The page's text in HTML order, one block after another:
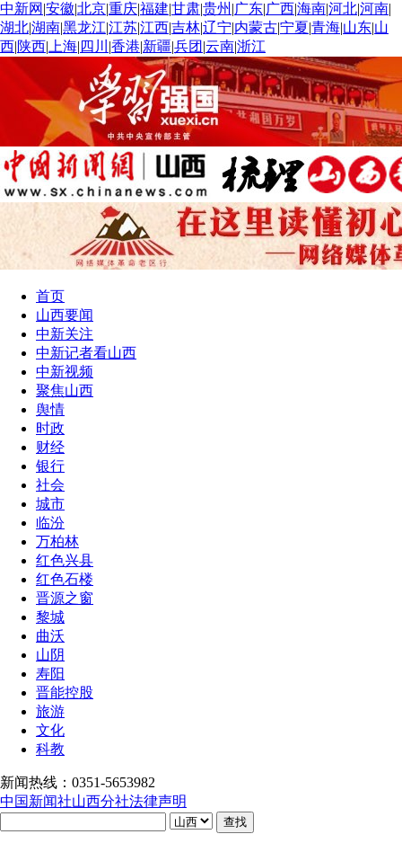
中新网 |安徽|北京|重庆|福建|甘肃|贵州 |广东|广西|海南|河北|河南|
湖北|湖南|黑龙江|江苏|江西|吉林|辽宁|内蒙古|宁夏|青海|山东|山
西|陕西| 上海| 四川 |香港|新疆|兵团 |云南|浙江
首页
山西要闻
中新关注
中新记者看山西
中新视频
聚焦山西
舆情
时政
财经
银行
社会
城市
临汾
万柏林
红色兴县
红色石楼
晋源之窗
黎城
曲沃
山阴
寿阳
晋能控股
旅游
文化
科教
新闻热线：0351-5653982
中国新闻社山西分社法律声明